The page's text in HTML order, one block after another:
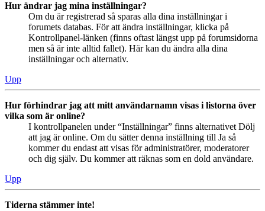
Hur ändrar jag mina inställningar?
Om du är registrerad så sparas alla dina inställningar i
forumets databas. För att ändra inställningar, klicka på
Kontrollpanel-länken (finns oftast längst upp på forumsidorna
men så är inte alltid fallet). Här kan du ändra alla dina
inställningar och alternativ.
Upp
Hur förhindrar jag att mitt användarnamn visas i listorna över
vilka som är online?
I kontrollpanelen under “Inställningar” finns alternativet Dölj
att jag är online. Om du sätter denna inställning till Ja så
kommer du endast att visas för administratörer, moderatorer
och dig själv. Du kommer att räknas som en dold användare.
Upp
Tiderna stämmer inte!